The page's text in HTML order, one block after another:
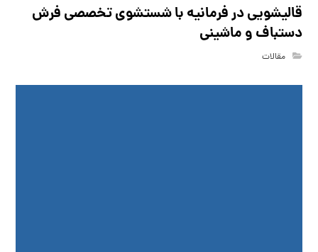
قالیشویی در فرمانیه با شستشوی تخصصی فرش
دستباف و ماشینی
مقالات